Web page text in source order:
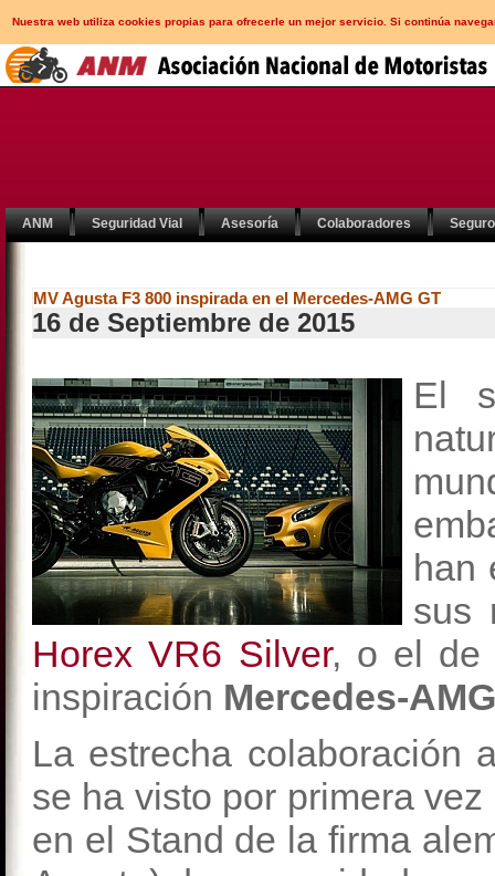
Nuestra web utiliza cookies propias para ofrecerle un mejor servicio. Si continúa
ANM Seguridad Vial Asesoría Colaboradores
MV Agusta F3 800 inspirada en el Mercedes-AMG GT
16 de Septiembre de 2015
El
han
sus
Horex VR6 Silver, o el
inspiración Mercedes-
La estrecha colaboración
se ha visto por primera
en el Stand de la firma